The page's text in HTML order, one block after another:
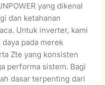
yang dikenal
dan ketahanan
Untuk inverter, kami
pada merek
Zte yang konsisten
performa sistem. Bagi
dasar terpenting dari